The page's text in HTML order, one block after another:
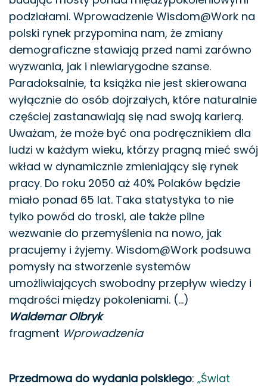
podziałami. Wprowadzenie Wisdom@Work na
polski rynek przypomina nam, że zmiany
demograficzne stawiają przed nami zarówno
wyzwania, jak i niewiarygodne szanse.
Paradoksalnie, ta książka nie jest skierowana
wyłącznie do osób dojrzałych, które naturalnie
częściej zastanawiają się nad swoją karierą.
Uważam, że może być ona podręcznikiem dla
ludzi w każdym wieku, którzy pragną mieć swój
wkład w dynamicznie zmieniający się rynek
pracy. Do roku 2050 aż 40% Polaków będzie
miało ponad 65 lat. Taka statystyka to nie
tylko powód do troski, ale także pilne
wezwanie do przemyślenia na nowo, jak
pracujemy i żyjemy. Wisdom@Work podsuwa
pomysły na stworzenie systemów
umożliwiających swobodny przepływ wiedzy i
mądrości między pokoleniami. (…)
Waldemar Olbryk
fragment Wprowadzenia
Przedmowa do wydania polskiego: „Świat